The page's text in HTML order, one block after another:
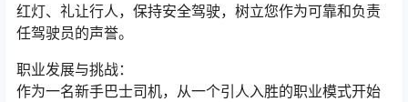
红灯、礼让行人，保持安全驾驶，树立您作为可靠和负责
任驾驶员的声誉。
职业发展与挑战：
作为一名新手巴士司机，从一个引人入胜的职业模式开始